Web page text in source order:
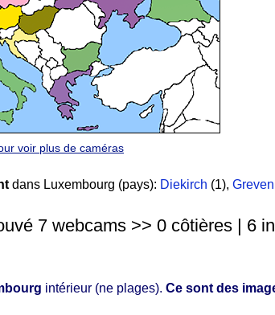
voir plus de caméras
dans Luxembourg (pays): Diekirch (1),
7 webcams >> 0 côtières | 6
intérieur (ne plages). Ce sont des